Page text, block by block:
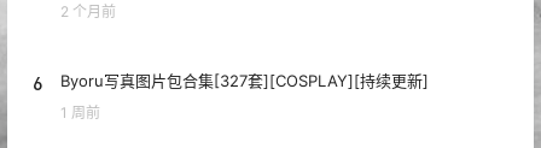
2 个月前
6 Byoru写真图片包合集[327套][COSPLAY][持续更新]
1 周前